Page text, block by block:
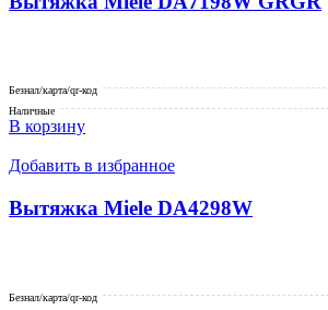
Безнал/карта/qr-код
Наличные
В корзину
Добавить в избранное
Вытяжка Miele DA4298W
Безнал/карта/qr-код